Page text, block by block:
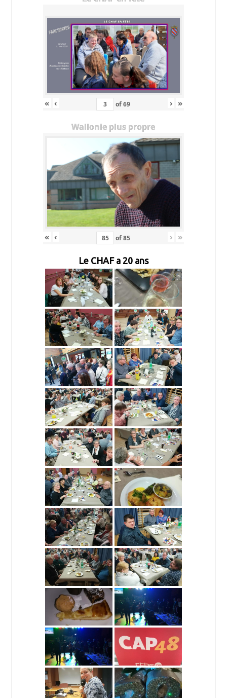
« ‹ of69 › »
Wallonie plus propre
« ‹ of85 › »
Le CHAF a 20 ans